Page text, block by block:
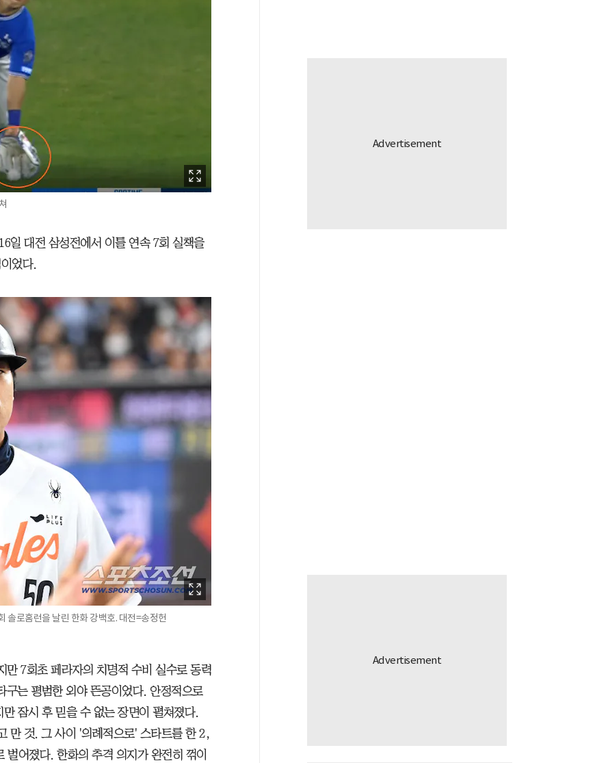
일 대전 삼성전에서 이틀 연속 7회 실책을
었다.
솔로홈런을 날린 한화 강백호. 대전=송정헌
7회초 페라자의 치명적 수비 실수로 동력
는 평범한 외야 뜬공이었다. 안정적으로
잠시 후 믿을 수 없는 장면이 펼쳐졌다.
만 것. 그 사이 '의례적으로' 스타트를 한 2,
어졌다. 한화의 추격 의지가 완전히 꺾이